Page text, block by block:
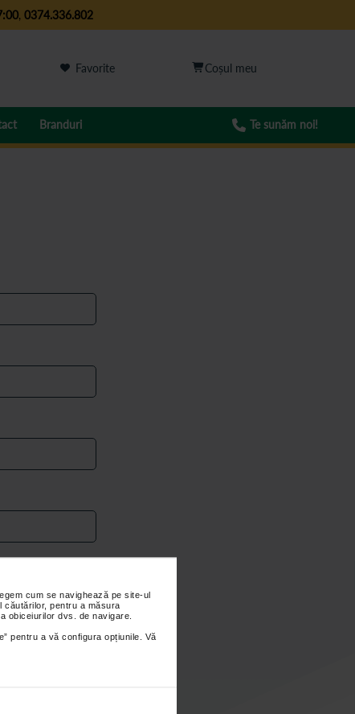
cum se navighează pe site-ul
căutărilor, pentru a măsura
obiceiurilor dvs. de navigare.
pentru a vă configura opțiunile. Vă
, 0374.336.802
Favorite
Branduri Te sunăm noi!